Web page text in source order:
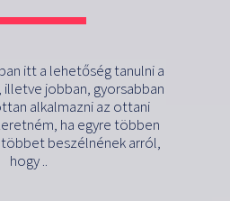
itt a lehetőség tanulni a
jobban, gyorsabban
alkalmazni az ottani
ha egyre többen
beszélnének arról,
hogy ..